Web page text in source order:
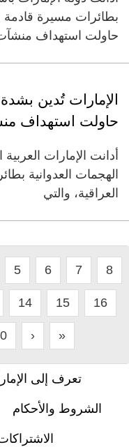
بطائرات مسيرة قادمة
حاولت استهداف
الإمارات تُدين
حاولت استهداف
أدانت الإمارات
الهجمات العدوانية
العراقية، والتي
5 6 7 8
14 15 16
› »
تعرف إلى
الشروط والأحكام